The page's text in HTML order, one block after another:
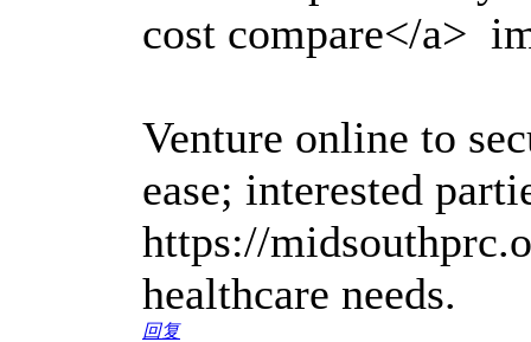
cost compare</a>
Venture online to
ease; interested
https://
healthcare needs.
回复